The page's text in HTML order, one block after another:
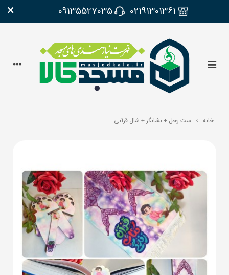
02191301361
09135527035
×
خانه > ست رحل + نشانگر + شال قرآنی